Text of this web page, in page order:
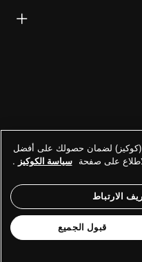
(كوكيز) لضمان حصولك على أفضل
على صفحة سياسة الكوكيز .
الارتباط
قبول الجميع